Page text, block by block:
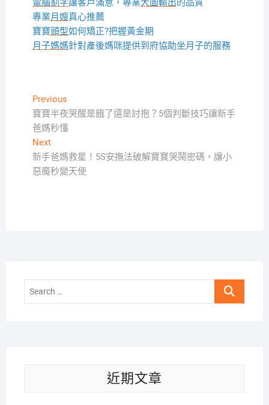
電腦割字讓客戶滿意，專業大圖輸出的品質
專業月嫂真心推薦
寶寶頭型如何矯正?把握黃金期
月子媽媽針對產後媽咪提供到府協助坐月子的服務
文
章
導
覽
PreviousPrevious
post:
寶寶半夜哭醒是餓了還是討抱？5個判斷技巧讓新手
爸媽秒懂
NextNext
post:
新手爸媽救星！5S安撫法破解寶寶哭鬧密碼，讓小
惡魔秒變天使
Search
近期文章